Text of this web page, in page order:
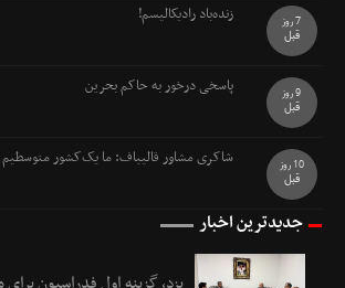
زنده‌باد رادیکالیسم!
7 روز
قبل
پاسخی درخور به حاکم بحرین
9 روز
قبل
شاکری مشاور قالیباف: ما یک‌کشور متوسطیم
10 روز
قبل
جدیدترین اخبار